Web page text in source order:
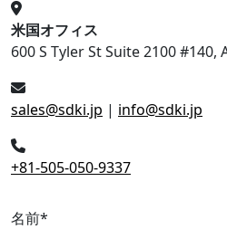
米国オフィス
600 S Tyler St Suite 2100 #140,
sales@sdki.jp | info@sdki.jp
+81-505-050-9337
名前*